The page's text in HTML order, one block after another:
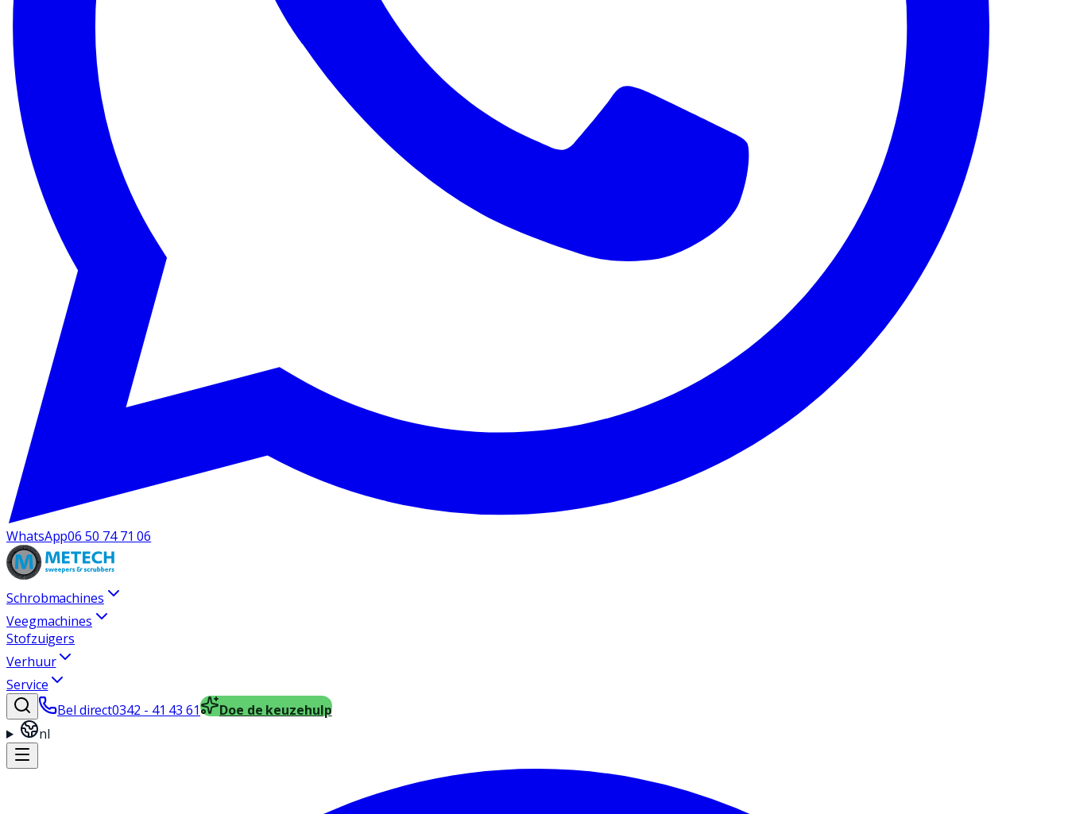
WhatsApp06 50 74 71 06
Schrobmachines
Veegmachines
Stofzuigers
Verhuur
Service
Bel direct0342 - 41 43 61
Doe de keuzehulp
nl